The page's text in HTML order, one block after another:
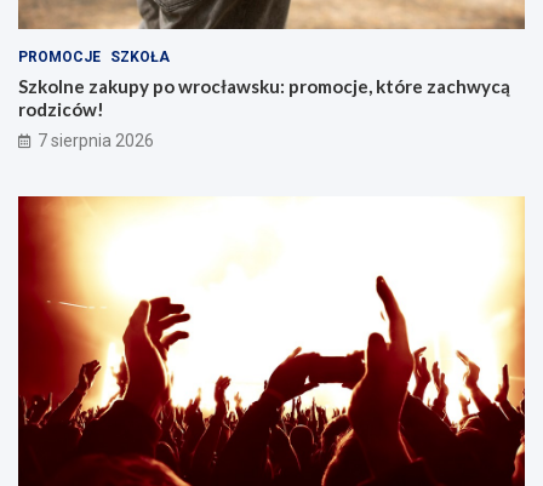
PROMOCJE SZKOŁA
Szkolne zakupy po wrocławsku: promocje, które zachwycą
rodziców!
7 sierpnia 2026